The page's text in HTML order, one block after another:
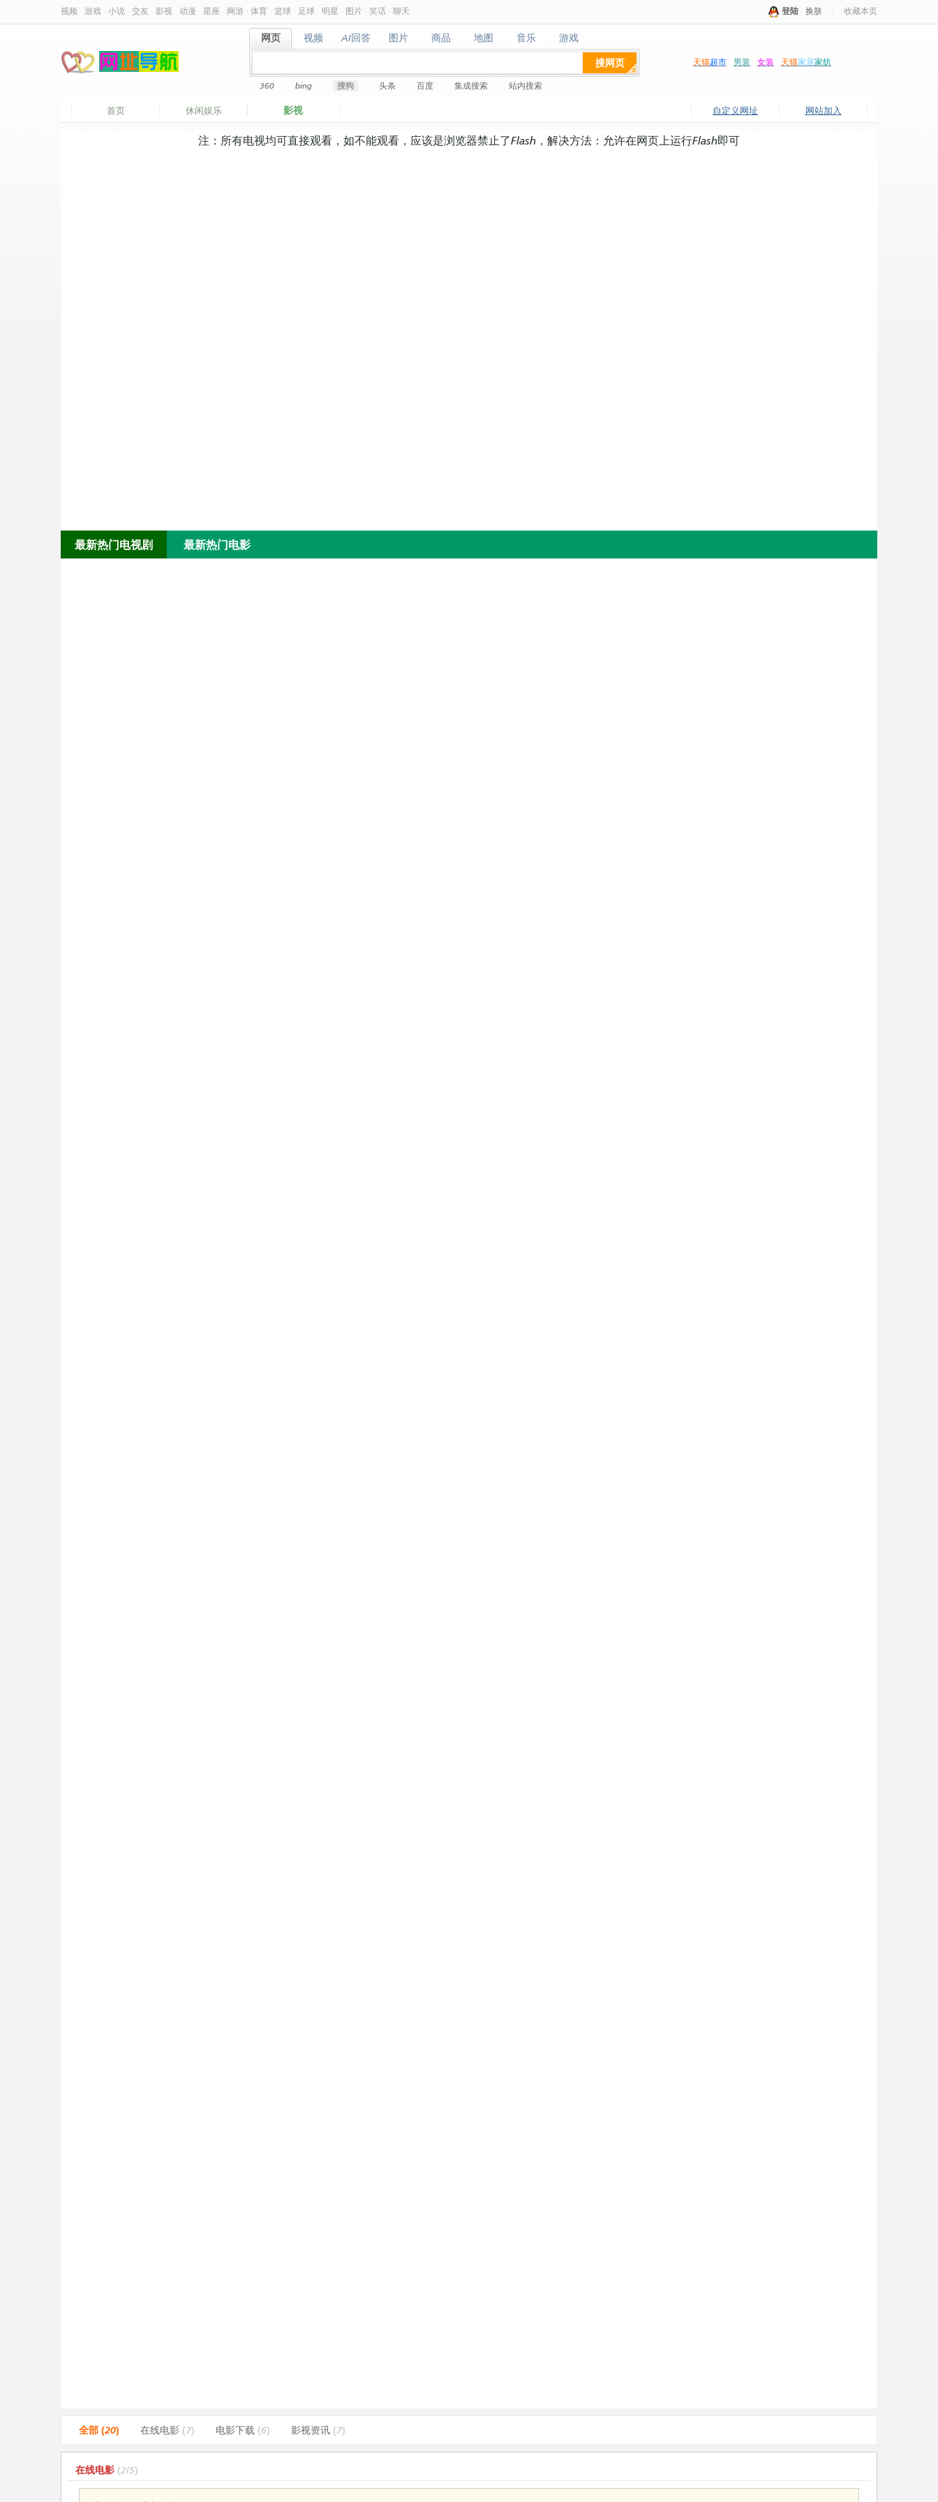
视频 游戏 小说 交友 影视 动漫 星座 网游 体育 篮球 足球 明星 图片 笑话 聊天 登陆 换肤 收藏本页
网页
网页 视频
视频 AI回答
AI回答 图片
图片 商品
商品 地图
地图 音乐
音乐 游戏
游戏
搜网页
360 bing 搜狗 头条 百度 集成搜索 站内搜索
天猫超市 男装 女装 天猫家居家纺
网站加入
自定义网址
首页 休闲娱乐 影视
注：所有电视均可直接观看，如不能观看，应该是浏览器禁止了Flash，解决方法：允许在网页上运行Flash即可
最新热门电视剧 最新热门电影
全部 (20) 在线电影 (7) 电影下载 (6) 影视资讯 (7)
在线电影 (2/5)